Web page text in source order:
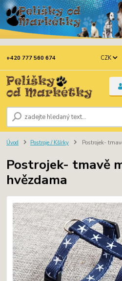
CZK
+420 777 560 674
Úvod Postroje / Kšírky Postrojek-
Postrojek- tmavě
hvězdama